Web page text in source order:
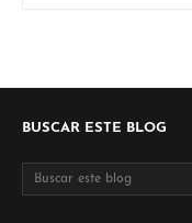
BUSCAR ESTE BLOG